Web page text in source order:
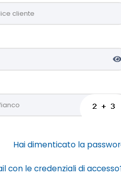
Hai dimenticato la
con le credenziali di